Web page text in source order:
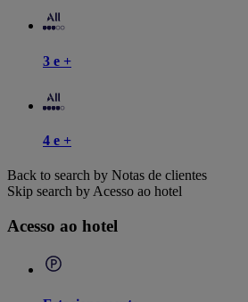
3 e +
4 e +
Back to search by Notas de clientes
Skip search by Acesso ao hotel
Acesso ao hotel